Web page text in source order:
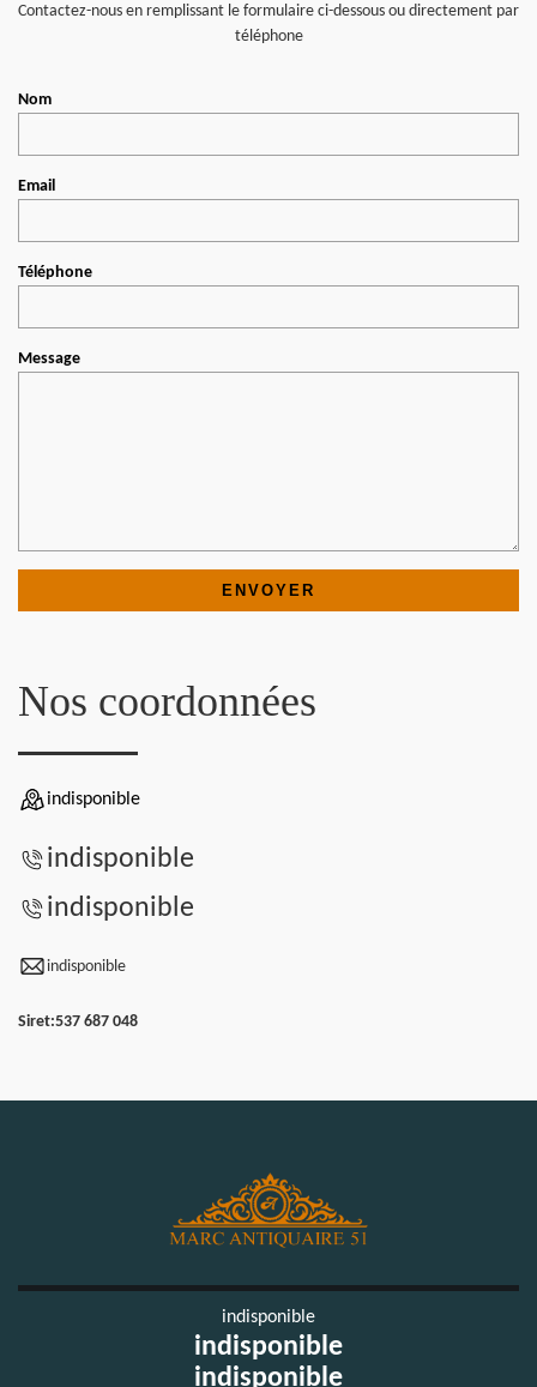
Contactez-nous en remplissant le formulaire ci-dessous ou directement par
téléphone
Nom
Email
Téléphone
Message
Nos coordonnées
indisponible
indisponible
indisponible
indisponible
Siret:537 687 048
indisponible
indisponible
indisponible